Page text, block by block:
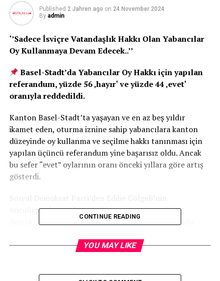
Published 2 Jahren ago on 24 November 2024
By admin
‘’Sadece İsviçre Vatandaşlık Hakkı Olan Yabancılar
Oy Kullanmaya Devam Edecek..’’
Basel-Stadt’da Yabancılar Oy Hakkı için yapılan
referandum, yüzde 56 ‚hayır‘ ve yüzde 44 ‚evet‘
oranıyla reddedildi.
Kanton Basel-Stadt’ta yaşayan ve en az beş yıldır
ikamet eden, oturma iznine sahip yabancılara kanton
düzeyinde oy kullanma ve seçilme hakkı tanınması için
yapılan üçüncü referandum yine başarısız oldu. Ancak
bu sefer “evet” oylarının oranı önceki yıllara göre artış
gösterdi.
Sosyal Demokrat Parti’den Edibe Gölgeli’nin
öncülüğünde gündeme gelen öneri, göçmenlerin
demokratik sürece katılımını artırmayı hedefliyordu.
üzdü. Yine de mücadelemiz devam edecek; tıpkı
CONTINUE READING
YOU MAY LIKE